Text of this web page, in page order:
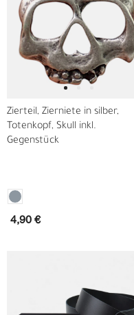
Zierteil, Zierniete in silber,
Totenkopf, Skull inkl.
Gegenstück
4,90 €